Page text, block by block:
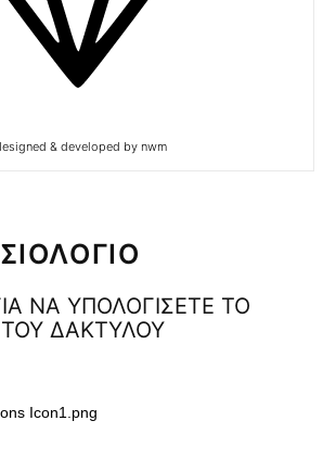
& developed by nwm
ΝΑ ΥΠΟΛΟΓΙΣΕΤΕ ΤΟ
ΔΑΚΤΥΛΟΥ